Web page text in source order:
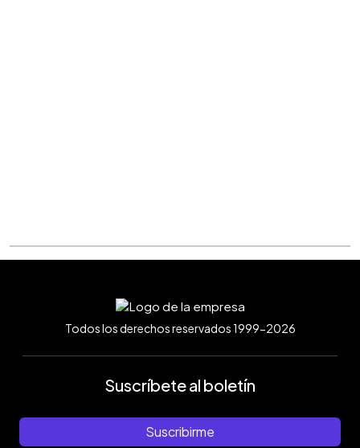
Todos los derechos reservados 1999-2026
Suscríbete al boletín
Suscribirme